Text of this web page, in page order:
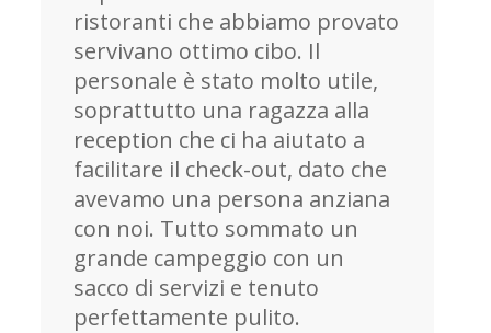
ristoranti che abbiamo provato
servivano ottimo cibo. Il
personale è stato molto utile,
soprattutto una ragazza alla
reception che ci ha aiutato a
facilitare il check-out, dato che
avevamo una persona anziana
con noi. Tutto sommato un
grande campeggio con un
sacco di servizi e tenuto
perfettamente pulito.